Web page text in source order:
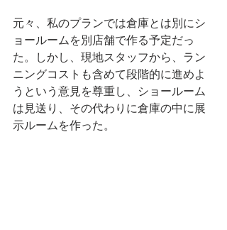
元々、私のプランでは倉庫とは別にシ
ョールームを別店舗で作る予定だっ
た。しかし、現地スタッフから、ラン
ニングコストも含めて段階的に進めよ
うという意見を尊重し、ショールーム
は見送り、その代わりに倉庫の中に展
示ルームを作った。